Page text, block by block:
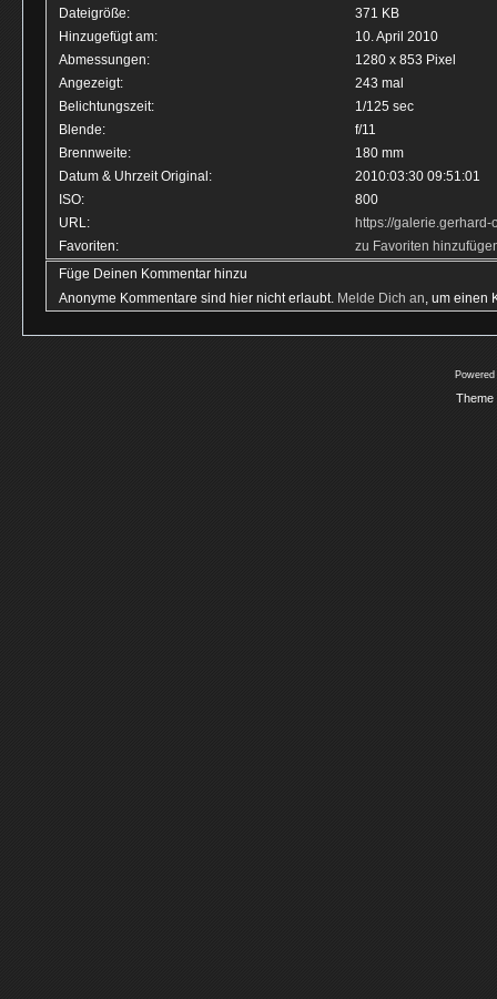
Dateigröße:
371 KB
Hinzugefügt am:
10. April 2010
Abmessungen:
1280 x 853 Pixel
Angezeigt:
243 mal
Belichtungszeit:
1/125 sec
Blende:
f/11
Brennweite:
180 mm
Datum & Uhrzeit Original:
2010:03:30 09:51:01
ISO:
800
URL:
https://
Favoriten:
zu Favoriten
Füge Deinen Kommentar hinzu
Anonyme Kommentare sind hier nicht erlaubt. Melde Dich an, um einen
Theme